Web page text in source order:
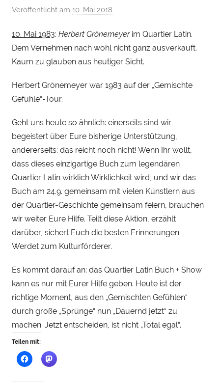
Veröffentlicht am 10. Mai 2018
n
H
e
r
t
e
i
n
h
a
u
10. Mai 1983: Herbert Grönemeyerim Quartier Latin.
Dem Vernehmen nach wohl nicht ganz ausverkauft.
Kaum zu glauben aus heutiger Sicht.
Herbert Grönemeyer war 1983 auf der „Gemischte
Gefühle“-Tour.
Geht uns heute so ähnlich: einerseits sind wir
begeistert über Eure bisherige Unterstützung,
andererseits: das reicht noch nicht! Wenn Ihr wollt,
dass dieses einzigartige Buch zum legendären
Quartier Latin wirklich Wirklichkeit wird, und wir das
Buch am 24.9. gemeinsam mit vielen Künstlern aus
der Quartier-Geschichte gemeinsam feiern, brauchen
wir weiter Eure Hilfe. Teilt diese Aktion, erzählt
darüber, sichert Euch die besten Erinnerungen.
Werdet zum Kulturförderer.
Es kommt darauf an: das Quartier Latin Buch + Show
kann es nur mit Eurer Hilfe geben. Heute ist der
richtige Moment, aus den „Gemischten Gefühlen“
durch große „Sprünge“ nun „Dauernd jetzt“ zu
machen. Jetzt entscheiden, ist nicht „Total egal“.
Teilen mit: